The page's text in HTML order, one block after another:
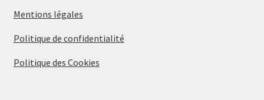
Mentions légales
Politique de confidentialité
Politique des Cookies